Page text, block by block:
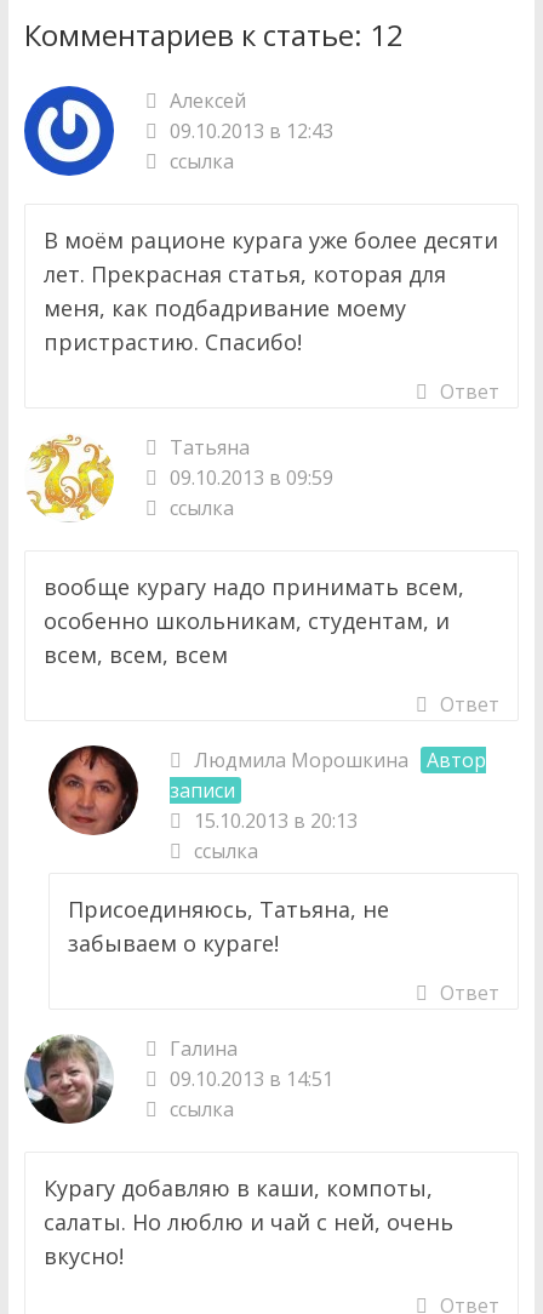
Комментариев к статье: 12
Алексей
09.10.2013 в 12:43
ссылка
В моём рационе курага уже более десяти
лет. Прекрасная статья, которая для
меня, как подбадривание моему
пристрастию. Спасибо!
Ответ
Татьяна
09.10.2013 в 09:59
ссылка
вообще курагу надо принимать всем,
особенно школьникам, студентам, и
всем, всем, всем
Ответ
Людмила Морошкина
Автор
записи
15.10.2013 в 20:13
ссылка
Присоединяюсь, Татьяна, не
забываем о кураге!
Ответ
Галина
09.10.2013 в 14:51
ссылка
Курагу добавляю в каши, компоты,
салаты. Но люблю и чай с ней, очень
вкусно!
Ответ